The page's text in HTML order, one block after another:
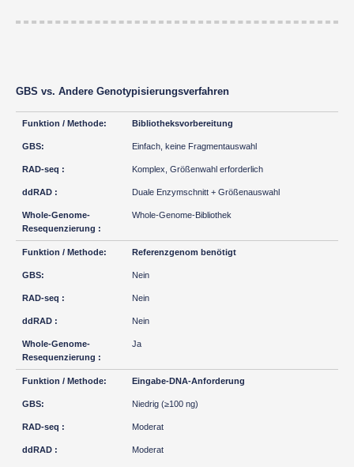
GBS vs. Andere Genotypisierungsverfahren
Bibliotheksvorbereitung
Einfach, keine Fragmentauswahl
Komplex, Größenwahl erforderlich
Duale Enzymschnitt + Größenauswahl
Whole-Genome-Bibliothek
Referenzgenom benötigt
Nein
Nein
Nein
Ja
Eingabe-DNA-Anforderung
Niedrig (≥100 ng)
Moderat
Moderat